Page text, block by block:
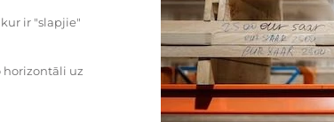
ir "slapjie"
horizontāli uz